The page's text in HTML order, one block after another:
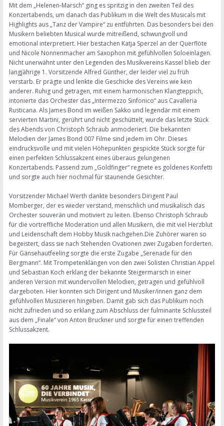
Mit dem „Helenen-Marsch“ ging es spritzig in den zweiten Teil des
Konzertabends, um danach das Publikum in die Welt des Musicals mit
Highlights aus „Tanz der Vampire“ zu entführten. Das besonders bei den
Musikern beliebten Musical wurde mitreißend, schwungvoll und
emotional interpretiert. Hier bestachen Katja Sperzel an der Querflöte
und Nicole Nonnenmacher am Saxophon mit gefühlvollen Soloeinlagen.
Nicht unerwähnt unter den Legenden des Musikvereins Kassel blieb der
langjährige 1. Vorsitzende Alfred Günther, der leider viel zu früh
verstarb. Er prägte und lenkte die Geschicke des Vereins wie kein
anderer. Ruhig und getragen, mit einem harmonischen Klangteppich,
intonierte das Orchester das „Intermezzo Sinfonico“ aus Cavalleria
Rusticana. Als James Bond im weißen Sakko und legendär mit einem
servierten Martini, gerührt und nicht geschüttelt, wurde das letzte Stück
des Abends von Christoph Schraub anmoderiert. Die bekannten
Melodien der James Bond 007 Filme sind jedem im Ohr. Dieses
eindrucksvolle und mit vielen Höhepunkten gespickte Stück sorgte für
einen perfekten Schlussakzent eines überaus gelungenen
Konzertabends. Passend zum „Goldfinger“ regnete es goldenes Konfetti
und sorgte auch hier nochmal für staunende Gesichter.
Vorsitzender Michael Werth dankte besonders Dirigent Paul
Momberger, der es wieder verstand, menschlich und musikalisch das
Orchester souverän und motiviert zu leiten. Ebenso Christoph Schraub
für die vortreffliche Moderation und allen Musikern, die mit viel Herzblut
und Leidenschaft dem Hobby Musik nachgehen.Die Zuhörer waren so
begeistert, dass sie nach Stehenden Ovationen zwei Zugaben forderten.
Für Gänsehautfeeling sorgte die erste Zugabe „Serenade für den
Bergmann“. Mit Trompetenklängen von den zwei Solisten Christian Appel
und Sebastian Koch erklang der bekannte Steigermarsch in einer
anderen Version mit wundervollen Melodien, getragen und gefühlvoll
dargeboten. Hier konnten sich Dirigent und Musiker/innen ganz dem
gefühlvollen Musizieren hingeben. Damit gab sich das Publikum noch
nicht zufrieden und so erklang zum Abschluss der fulminante Schlussteil
aus dem „Finale“ von Anton Bruckner und sorgte für einen treffenden
Schlussakzent.